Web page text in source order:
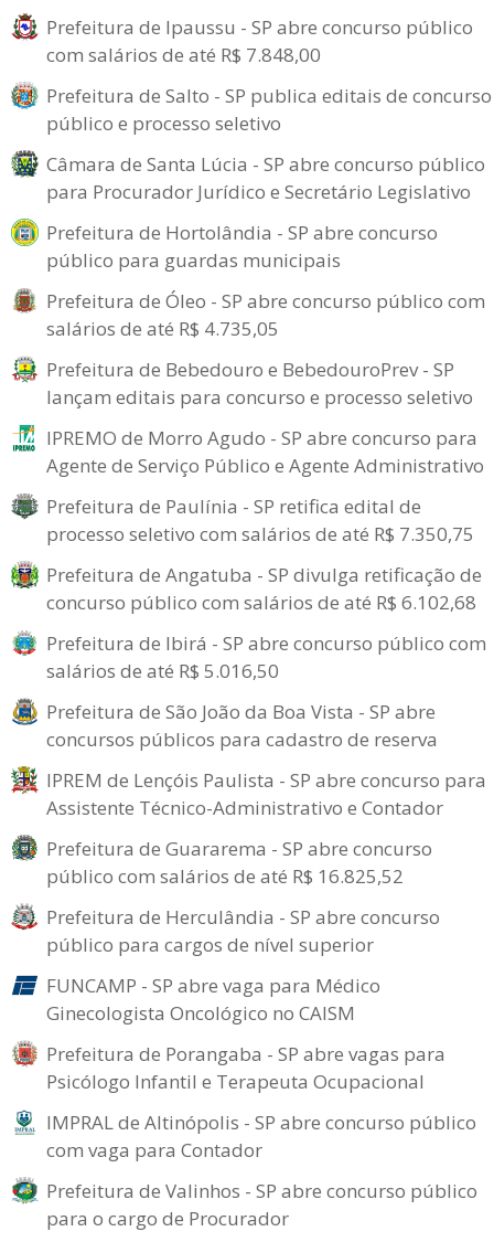
Prefeitura de Ipaussu - SP abre concurso público
com salários de até R$ 7.848,00
Prefeitura de Salto - SP publica editais de concurso
público e processo seletivo
Câmara de Santa Lúcia - SP abre concurso público
para Procurador Jurídico e Secretário Legislativo
Prefeitura de Hortolândia - SP abre concurso
público para guardas municipais
Prefeitura de Óleo - SP abre concurso público com
salários de até R$ 4.735,05
Prefeitura de Bebedouro e BebedouroPrev - SP
lançam editais para concurso e processo seletivo
IPREMO de Morro Agudo - SP abre concurso para
Agente de Serviço Público e Agente Administrativo
Prefeitura de Paulínia - SP retifica edital de
processo seletivo com salários de até R$ 7.350,75
Prefeitura de Angatuba - SP divulga retificação de
concurso público com salários de até R$ 6.102,68
Prefeitura de Ibirá - SP abre concurso público com
salários de até R$ 5.016,50
Prefeitura de São João da Boa Vista - SP abre
concursos públicos para cadastro de reserva
IPREM de Lençóis Paulista - SP abre concurso para
Assistente Técnico-Administrativo e Contador
Prefeitura de Guararema - SP abre concurso
público com salários de até R$ 16.825,52
Prefeitura de Herculândia - SP abre concurso
público para cargos de nível superior
FUNCAMP - SP abre vaga para Médico
Ginecologista Oncológico no CAISM
Prefeitura de Porangaba - SP abre vagas para
Psicólogo Infantil e Terapeuta Ocupacional
IMPRAL de Altinópolis - SP abre concurso público
com vaga para Contador
Prefeitura de Valinhos - SP abre concurso público
para o cargo de Procurador